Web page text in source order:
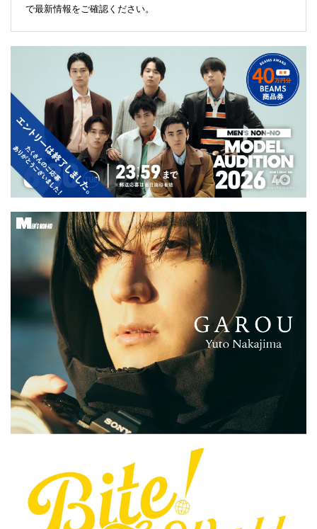
で最新情報をご確認ください。